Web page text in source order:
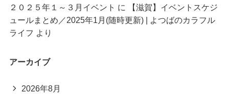
２０２５年１～３月イベント に
【滋賀】イベントスケジ
ュールまとめ／2025年1月(随時更新) | よつばのカラフル
ライフ より
アーカイブ
2026年8月